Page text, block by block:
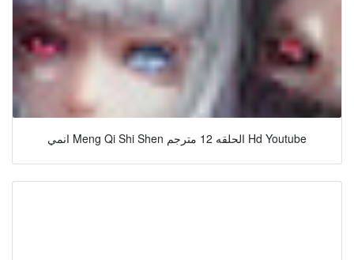
انمي Meng Qi Shi Shen الحلقه 12 مترجم Hd Youtube